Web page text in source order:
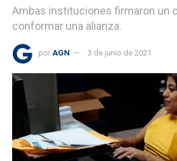
Ambas instituciones firmaron un
conformar una alianza.
por AGN 3 de junio de 2021